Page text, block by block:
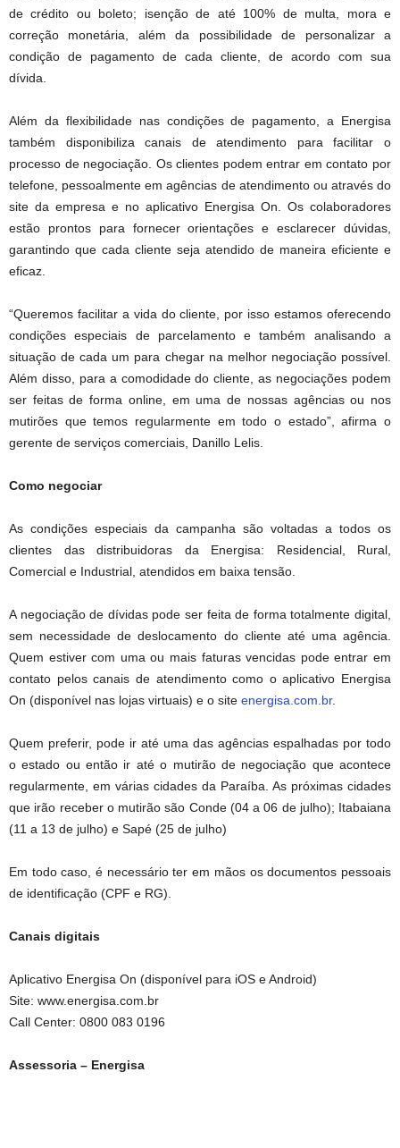
de crédito ou boleto; isenção de até 100% de multa, mora e
correção monetária, além da possibilidade de personalizar a
condição de pagamento de cada cliente, de acordo com sua
dívida.
Além da flexibilidade nas condições de pagamento, a Energisa
também disponibiliza canais de atendimento para facilitar o
processo de negociação. Os clientes podem entrar em contato por
telefone, pessoalmente em agências de atendimento ou através do
site da empresa e no aplicativo Energisa On. Os colaboradores
estão prontos para fornecer orientações e esclarecer dúvidas,
garantindo que cada cliente seja atendido de maneira eficiente e
eficaz.
“Queremos facilitar a vida do cliente, por isso estamos oferecendo
condições especiais de parcelamento e também analisando a
situação de cada um para chegar na melhor negociação possível.
Além disso, para a comodidade do cliente, as negociações podem
ser feitas de forma online, em uma de nossas agências ou nos
mutirões que temos regularmente em todo o estado”, afirma o
gerente de serviços comerciais, Danillo Lelis.
Como negociar
As condições especiais da campanha são voltadas a todos os
clientes das distribuidoras da Energisa: Residencial, Rural,
Comercial e Industrial, atendidos em baixa tensão.
A negociação de dívidas pode ser feita de forma totalmente digital,
sem necessidade de deslocamento do cliente até uma agência.
Quem estiver com uma ou mais faturas vencidas pode entrar em
contato pelos canais de atendimento como o aplicativo Energisa
On (disponível nas lojas virtuais) e o site energisa.com.br.
Quem preferir, pode ir até uma das agências espalhadas por todo
o estado ou então ir até o mutirão de negociação que acontece
regularmente, em várias cidades da Paraíba. As próximas cidades
que irão receber o mutirão são Conde (04 a 06 de julho); Itabaiana
(11 a 13 de julho) e Sapé (25 de julho)
Em todo caso, é necessário ter em mãos os documentos pessoais
de identificação (CPF e RG).
Canais digitais
Aplicativo Energisa On (disponível para iOS e Android)
Site: www.energisa.com.br
Call Center: 0800 083 0196
Assessoria – Energisa